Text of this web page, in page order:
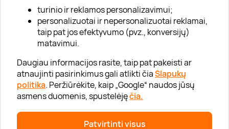
turinio ir reklamos personalizavimui;
personalizuotai ir nepersonalizuotai reklamai,
taip pat jos efektyvumo (pvz., konversijų)
matavimui.
Daugiau informacijos rasite, taip pat pakeisti ar
atnaujinti pasirinkimus gali atlikti čiaSlapukų
politika. Peržiūrėkite, kaip „Google“ naudos jūsų
asmens duomenis, spustelėjęčia.
Patvirtinti visus
Visi partneriai
Kontaktai
Tinklaraštis
Informacija